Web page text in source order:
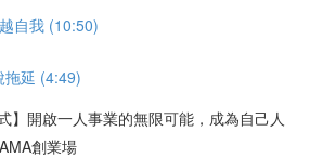
自我 (10:50)
拖延 (4:49)
】開啟一人事業的無限可能，成為自己人
創業場